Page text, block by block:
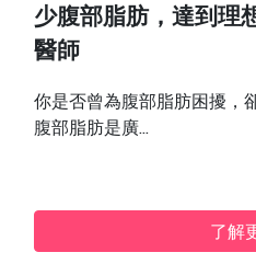
少腹部脂肪，達到理
醫師
你是否曾為腹部脂肪困擾，
腹部脂肪是廣...
了解